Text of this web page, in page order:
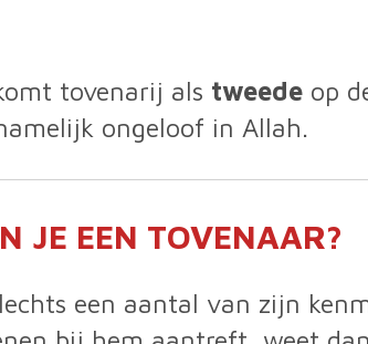
tovenarij als tweedeop
ongeloof in Allah.
JE EEN TOVENAAR?
een aantal van zijn